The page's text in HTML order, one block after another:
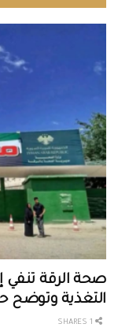
صحة الرقة
التغذية وتوضح